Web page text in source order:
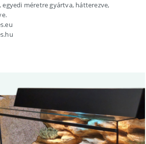
méretre gyártva, hátterezve,